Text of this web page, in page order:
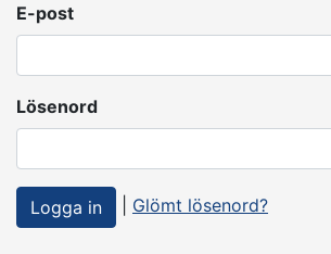
E-post
Lösenord
Glömt lösenord?